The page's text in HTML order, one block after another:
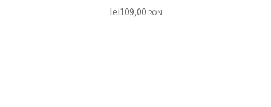
lei109,00 RON